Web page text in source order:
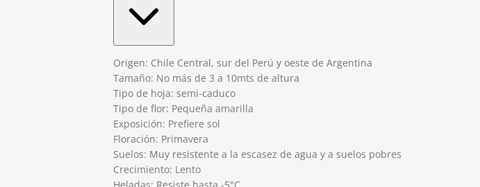
Origen: Chile Central, sur del Perú y oeste de Argentina
Tamaño: No más de 3 a 10mts de altura
Tipo de hoja: semi-caduco
Tipo de flor: Pequeña amarilla
Exposición: Prefiere sol
Floración: Primavera
Suelos: Muy resistente a la escasez de agua y a suelos pobres
Crecimiento: Lento